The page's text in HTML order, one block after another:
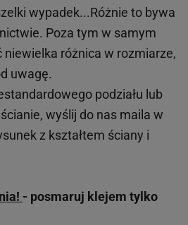
wypadek...Różnie to bywa
Poza tym w samym
różnica w rozmiarze,
uwagę.
podziału lub
wyślij do nas maila w
z kształtem ściany i
- posmaruj klejem tylko